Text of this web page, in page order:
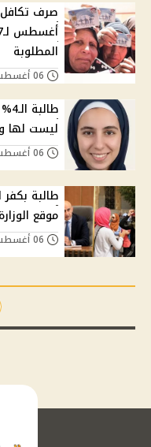
المطلوبة
ليست لها
موقع